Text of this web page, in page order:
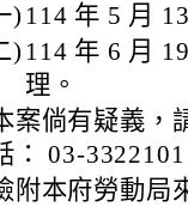
) 114 年 5 月
) 114 年 6 月
理。
案倘有疑義，
： 03-
附本府勞動局